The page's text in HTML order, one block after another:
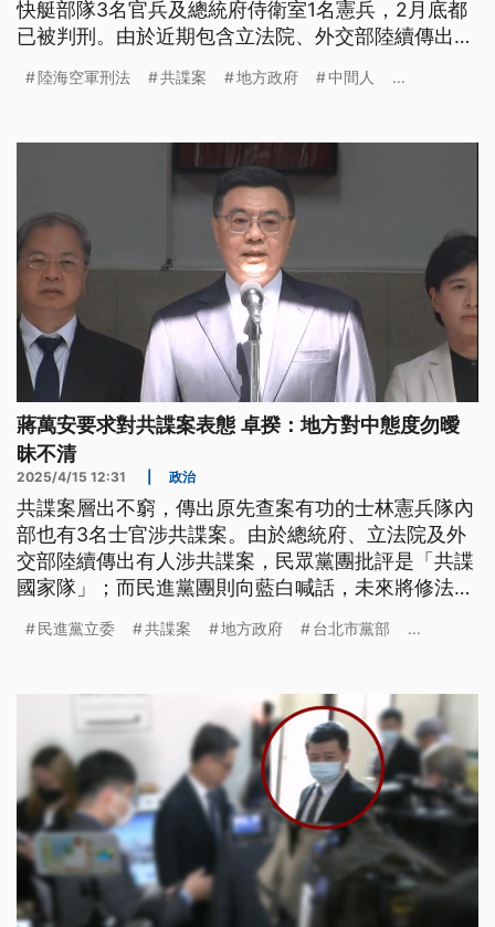
快艇部隊3名官兵及總統府侍衛室1名憲兵，2月底都
已被判刑。由於近期包含立法院、外交部陸續傳出有
團則向藍白喊話，未來將修法強化保護機密，希望在
陸海空軍刑法 共諜案 地方政府 中間人 ...
蔣萬安要求對共諜案表態 卓揆：地方對中態度勿曖
昧不清
2025/4/15 12:31 政治
共諜案層出不窮，傳出原先查案有功的士林憲兵隊內
部也有3名士官涉共諜案。由於總統府、立法院及外
交部陸續傳出有人涉共諜案，民眾黨團批評是「共諜
國家隊」；而民進黨團則向藍白喊話，未來將修法強
民進黨立委 共諜案 地方政府 台北市黨部 ...